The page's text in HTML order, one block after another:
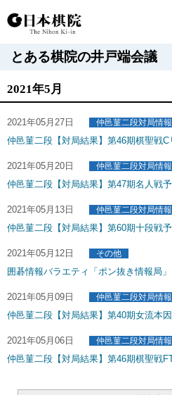
とある棋院の井戸端会議
2021年5月
2021年05月27日 仲邑菫二段対局情報
仲邑菫二段【対局結果】第46期棋聖戦C
2021年05月20日 仲邑菫二段対局情報
仲邑菫二段【対局結果】第47期名人戦
2021年05月13日 仲邑菫二段対局情報
仲邑菫二段【対局結果】第60期十段戦
2021年05月12日 その他
囲碁情報バラエティ「ポン抜き情報局
2021年05月09日 仲邑菫二段対局情報
仲邑菫二段【対局結果】第40期女流本
2021年05月06日 仲邑菫二段対局情報
仲邑菫二段【対局結果】第46期棋聖戦